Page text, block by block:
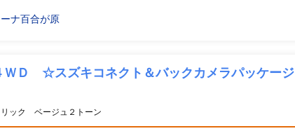
ナ百合が原
Ｄ ☆スズキコネクト＆バックカメラパッケージ
リック ベージュ２トーン